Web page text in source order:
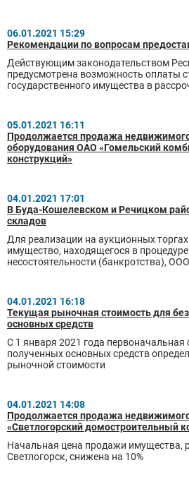
06.01.2021 15:29
Рекомендации по вопросам
Действующим законодательством
предусмотрена возможность оплаты
государственного имущества в
05.01.2021 16:11
Продолжается продажа
оборудования ОАО «Гомельский
конструкций»
04.01.2021 17:01
В Буда-Кошелевском и Речицком
складов
Для реализации на аукционных торгах
имущество, находящегося в
несостоятельности (банкротства),
04.01.2021 16:18
Текущая рыночная стоимость для
основных средств
C 1 января 2021 года
полученных основных средств
рыночной стоимости
04.01.2021 14:08
Продолжается продажа
«Светлогорский домостроительный
Начальная цена продажи имущества,
Светлогорск, снижена на 10%